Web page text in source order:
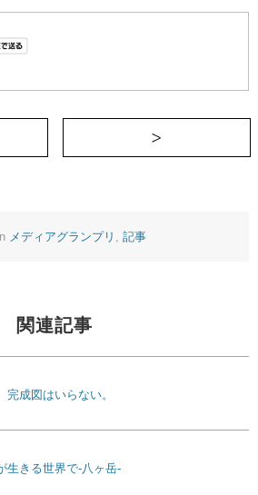
＜ 占いへの誤解の解消、占ってもらうほ
メディアグランプリ , 記事
関連記事
完成図はいらない。
生きる世界で-八ヶ岳-